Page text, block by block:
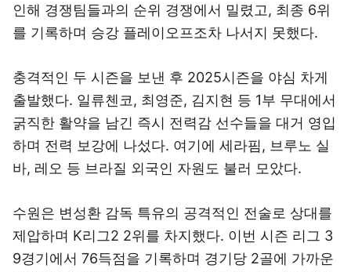
인해 경쟁팀들과의 순위 경쟁에서 밀렸고, 최종 6위
를 기록하며 승강 플레이오프조차 나서지 못했다.
충격적인 두 시즌을 보낸 후 2025시즌을 야심 차게
출발했다. 일류첸코, 최영준, 김지현 등 1부 무대에서
굵직한 활약을 남긴 즉시 전력감 선수들을 대거 영입
하며 전력 보강에 나섰다. 여기에 세라핌, 브루노 실
바, 레오 등 브라질 외국인 자원도 불러 모았다.
수원은 변성환 감독 특유의 공격적인 전술로 상대를
제압하며 K리그2 2위를 차지했다. 이번 시즌 리그 3
9경기에서 76득점을 기록하며 경기당 2골에 가까운